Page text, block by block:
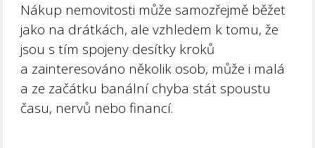
Nákup nemovitosti může samozřejmě běžet
jako na drátkách, ale vzhledem k tomu, že
jsou s tím spojeny desítky kroků
a zainteresováno několik osob, může i malá
a ze začátku banální chyba stát spoustu
času, nervů nebo financí.